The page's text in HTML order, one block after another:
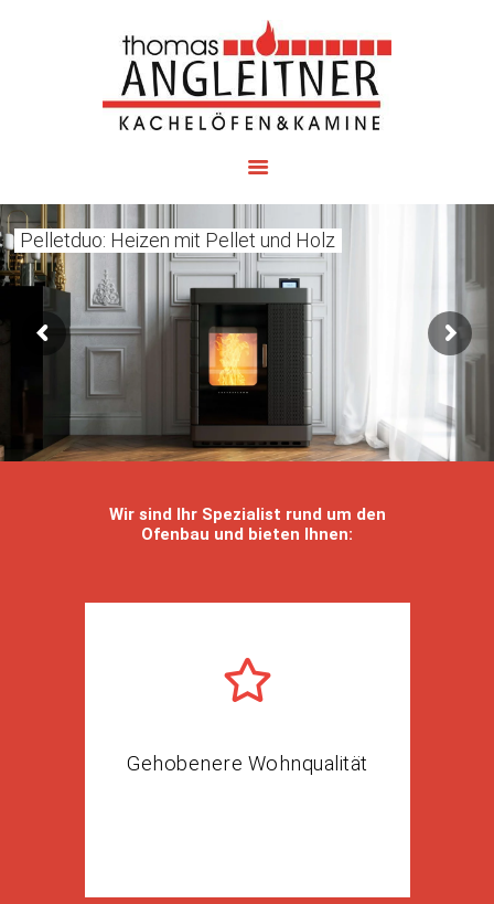
OFEN ANGLEITNER
STARTSEITE
GALERIE
PARTNER
ÜBER UNS
OFENTIPPS
KONTAKT
Pelletduo: Heizen mit Pellet und Holz
Wir sind Ihr Spezialist rund um den
Ofenbau und bieten Ihnen:
Gehobenere Wohnqualität